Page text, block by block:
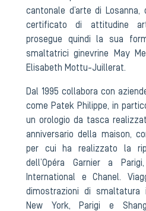
cantonale d’arte di
certificato di attitudine
prosegue quindi la sua
smaltatrici ginevrine May
Elisabeth Mottu-Juillerat.
Dal 1995 collabora con
come Patek Philippe, in
un orologio da tasca
anniversario della maison,
per cui ha realizzato la
dell’Opéra Garnier a
International e Chanel.
dimostrazioni di smaltatura
New York, Parigi e